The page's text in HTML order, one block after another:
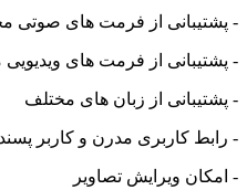
- پشتیبانی از فرمت های صوتی
- پشتیبانی از فرمت های
- پشتیبانی از زبان های مختلف
- رابط کاربری مدرن و کاربر پسند
- امکان ویرایش تصاویر